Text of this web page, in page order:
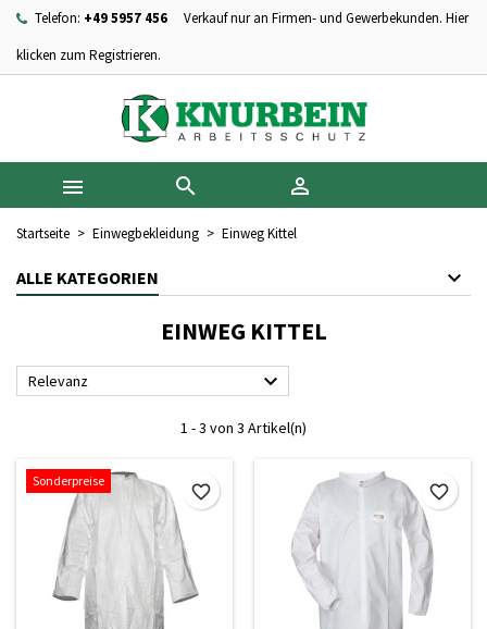
Telefon: +49 5957 456
Verkauf nur an Firmen- und Gewerbekunden. Hier
klicken zum Registrieren.
  
Startseite Einwegbekleidung Einweg Kittel
ALLE KATEGORIEN
EINWEG KITTEL
Relevanz 
1 - 3 von 3 Artikel(n)
Sonderpreise
favorite_border favorite_border
Ihre Wunschlisten ×
Neue Liste anlegen
((modalTitle)) ×
((confirmMessage))
((cancelText)) ((modalDeleteText))
Wunschliste erstellen ×
Name der Wunschliste
Abbrechen Wunschliste erstellen
Anmelden ×
Sie müssen angemeldet sein, um Artikel Ihrer Wunschliste
hinzufügen zu können.
Abbrechen